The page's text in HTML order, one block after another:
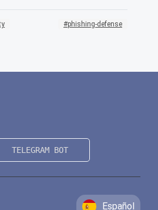
phishing-defense
Español